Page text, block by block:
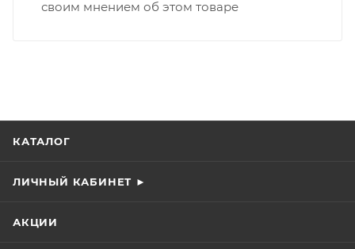
своим мнением об этом товаре
КАТАЛОГ
ЛИЧНЫЙ КАБИНЕТ ►
АКЦИИ